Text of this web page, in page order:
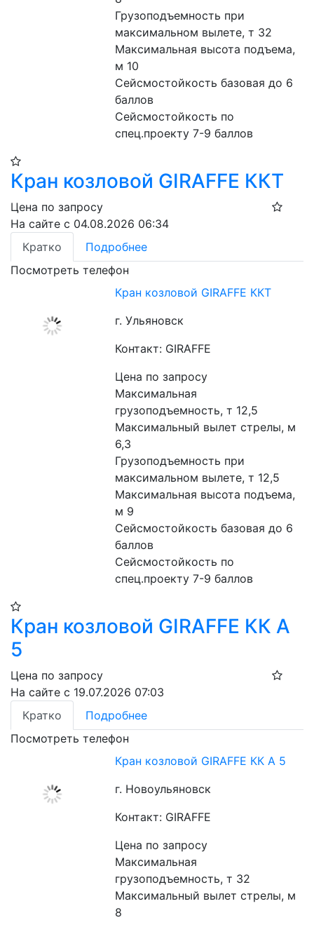
Грузоподъемность при
максимальном вылете, т 32
Максимальная высота подъема,
м 10
Сейсмостойкость базовая до 6
баллов
Сейсмостойкость по
спец.проекту 7-9 баллов
Кран козловой GIRAFFE ККТ
Цена по запросу
На сайте с 04.08.2026 06:34
Кратко
Подробнее
Посмотреть телефон
Кран козловой GIRAFFE ККТ
г. Ульяновск
Контакт: GIRAFFE
Цена по запросу
Максимальная
грузоподъемность, т 12,5
Максимальный вылет стрелы, м
6,3
Грузоподъемность при
максимальном вылете, т 12,5
Максимальная высота подъема,
м 9
Сейсмостойкость базовая до 6
баллов
Сейсмостойкость по
спец.проекту 7-9 баллов
Кран козловой GIRAFFE КК А
5
Цена по запросу
На сайте с 19.07.2026 07:03
Кратко
Подробнее
Посмотреть телефон
Кран козловой GIRAFFE КК А 5
г. Новоульяновск
Контакт: GIRAFFE
Цена по запросу
Максимальная
грузоподъемность, т 32
Максимальный вылет стрелы, м
8